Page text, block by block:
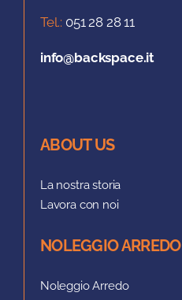
Tel.: 051 28 28 11
info@backspace.it
ABOUT US
La nostra storia
Lavora con noi
NOLEGGIO ARREDO
Noleggio Arredo